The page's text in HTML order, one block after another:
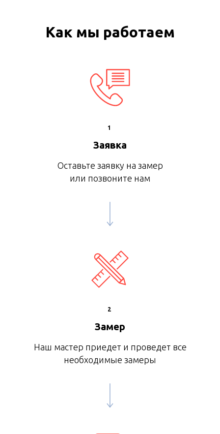
Как мы работаем
1
Заявка
Оставьте заявку на замер
или позвоните нам
2
Замер
Наш мастер приедет и проведет все
необходимые замеры